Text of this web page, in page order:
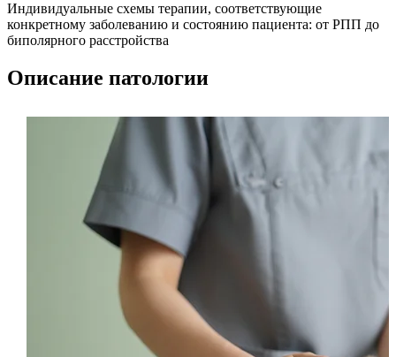
Индивидуальные схемы терапии, соответствующие
конкретному заболеванию и состоянию пациента: от РПП до
биполярного расстройства
Описание патологии